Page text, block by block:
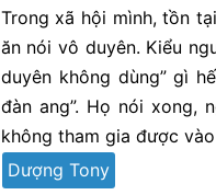
Trong xã hội mình, tồn
ăn nói vô duyên. Kiểu
duyên không dùng” gì
đàn ang”. Họ nói xong,
không tham gia được
Dượng Tony